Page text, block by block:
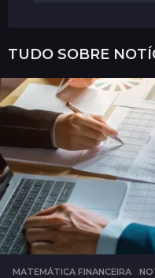
TUDO SOBRE
MATEMÁTICA FINANCEIRA ,